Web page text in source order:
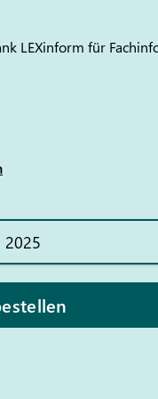
LEXinform für
2025